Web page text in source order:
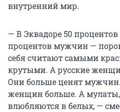
внутренний мир.
— В Эквадоре 50
процентов мужчин —
себя считают самыми
крутыми. А русские
Они больше ценят
женщин больше. А мулаты,
влюбляются в белых, —